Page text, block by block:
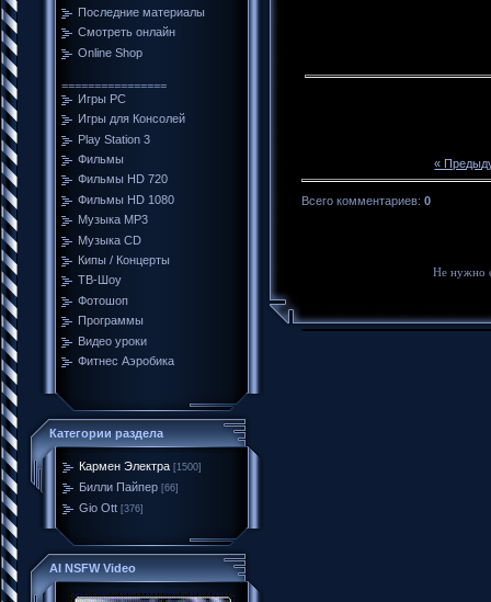
Последние материалы
Смотреть онлайн
Online Shop
================
Игры PC
Игры для Консолей
Play Station 3
Фильмы
Фильмы HD 720
Фильмы HD 1080
Музыка MP3
Музыка CD
Кипы / Концерты
ТВ-Шоу
Фотошоп
Программы
Видео уроки
Фитнес Аэробика
Категории раздела
Кармен Электра [1500]
Билли Пайпер [66]
Gio Ott [376]
AI NSFW Video
«
Всего комментариев: 0
Не нужно